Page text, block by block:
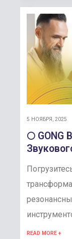
5 НОЯБРЯ, 2025
🌕 GONG
READ MORE +